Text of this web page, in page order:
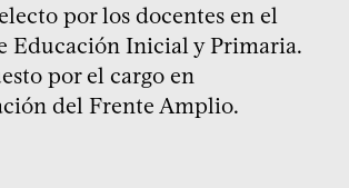
por los docentes en el
Educación Inicial y Primaria.
por el cargo en
del Frente Amplio.